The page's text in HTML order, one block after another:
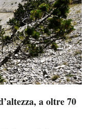
a oltre 70